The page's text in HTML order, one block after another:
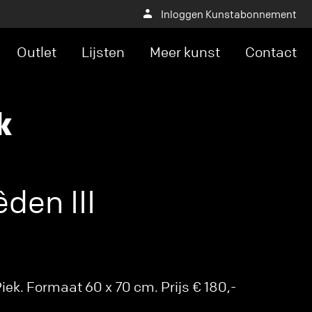
Inloggen Kunstabonnement
Outlet Lijsten Meer kunst Contact
III
Formaat 60 x 70 cm. Prijs € 180,-